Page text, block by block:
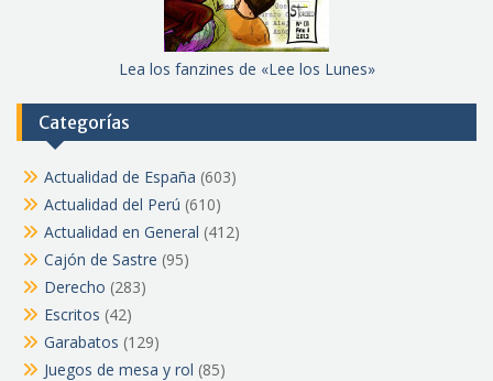
Lea los fanzines de «Lee los Lunes»
Categorías
Actualidad de España (603)
Actualidad del Perú (610)
Actualidad en General (412)
Cajón de Sastre (95)
Derecho (283)
Escritos (42)
Garabatos (129)
Juegos de mesa y rol (85)